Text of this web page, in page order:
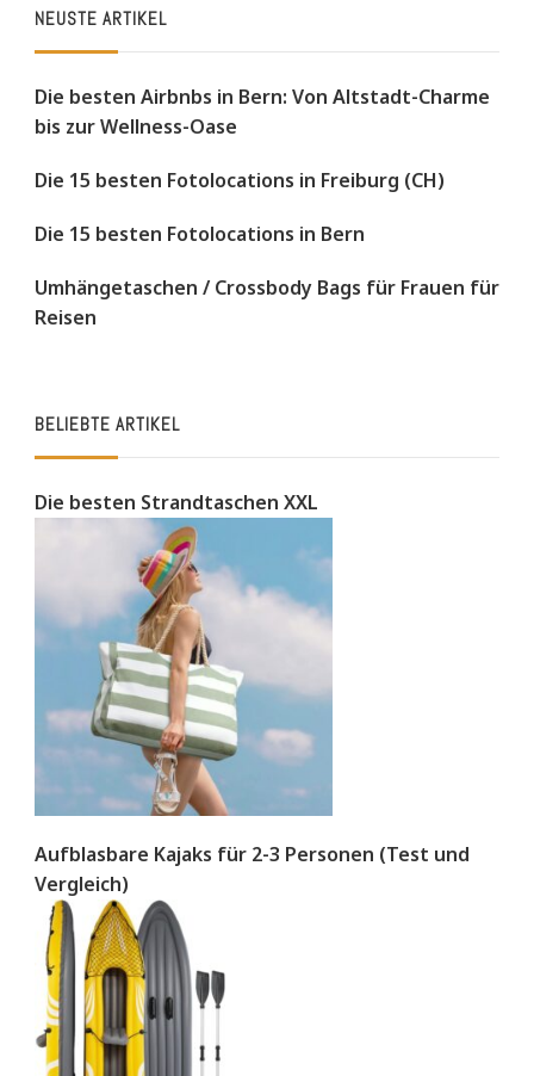
NEUSTE ARTIKEL
Die besten Airbnbs in Bern: Von Altstadt-Charme
bis zur Wellness-Oase
Die 15 besten Fotolocations in Freiburg (CH)
Die 15 besten Fotolocations in Bern
Umhängetaschen / Crossbody Bags für Frauen für
Reisen
BELIEBTE ARTIKEL
Die besten Strandtaschen XXL
Aufblasbare Kajaks für 2-3 Personen (Test und
Vergleich)